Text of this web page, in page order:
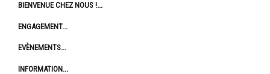
BIENVENUE CHEZ NOUS !
ENGAGEMENT
EVÈNEMENTS
INFORMATION